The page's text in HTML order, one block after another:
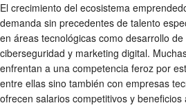
El crecimiento del ecosistema
demanda sin precedentes de talento
en áreas tecnológicas como desarrollo
ciberseguridad y marketing digital.
enfrentan a una competencia feroz por
entre ellas sino también con empresas
ofrecen salarios competitivos y beneficios